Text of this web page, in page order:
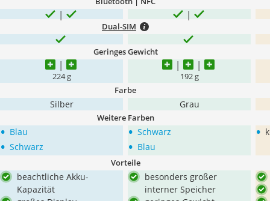
Dual-SIM
Geringes Gewicht
224 g 192 g
Farbe
Silber Grau
Weitere Farben
• Blau
• Schwarz
• Schwarz
• Blau
•
Vorteile
beachtliche Akku-
Kapazität
besonders großer
interner Speicher